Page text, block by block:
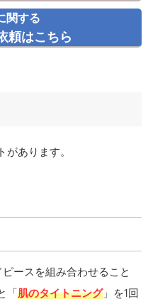
関する
頼はこちら
あります。
ースを組み合わせること
「肌のタイトニング」を1回